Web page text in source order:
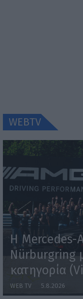
WEBTV
Η Mercedes-
Nürburgring
κατηγορία
WEB TV 5.8.2026